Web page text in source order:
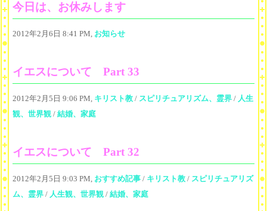
今日は、お休みします
2012年2月6日 8:41 PM, お知らせ
イエスについて Part 33
2012年2月5日 9:06 PM, キリスト教 / スピリチュアリズム、霊界 / 人生
観、世界観 / 結婚、家庭
イエスについて Part 32
2012年2月5日 9:03 PM, おすすめ記事 / キリスト教 / スピリチュアリズ
ム、霊界 / 人生観、世界観 / 結婚、家庭